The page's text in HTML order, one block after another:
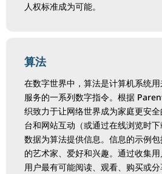
人权标准成为可能。
算法
在数字世界中，算法是计算机系统
服务的一系列数字指令。根据
织致力于让网络世界成为家庭更安
台和网站互动（或通过在线浏览时
数据为算法提供信息。信息的示例
的艺术家、爱好和兴趣。通过收集
用户最有可能阅读、观看、购买或